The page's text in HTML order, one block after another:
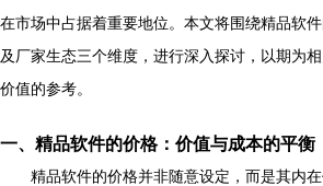
在市场中占据着重要地位。本文将围绕精品软
及厂家生态三个维度，进行深入探讨，以期为
价值的参考。
一、精品软件的价格：价值与成本的平衡
精品软件的价格并非随意设定，而是其内